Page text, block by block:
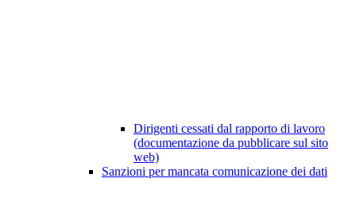
Dirigenti cessati dal rapporto di lavoro
(documentazione da pubblicare sul sito
web)
Sanzioni per mancata comunicazione dei dati